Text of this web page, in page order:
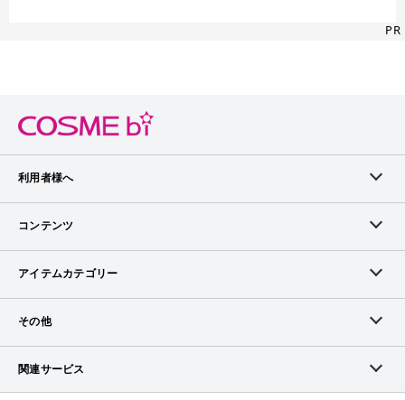
PR
利用者様へ
メンバーログイン
メンバー会員について
アイテム掲載リクエスト
コンテンツ
ランキング
ブランドから探す
ピックアップ特集
アイテムカテゴリー
スキンケア
その他
お問い合わせ（ブランド様）
関連サービス